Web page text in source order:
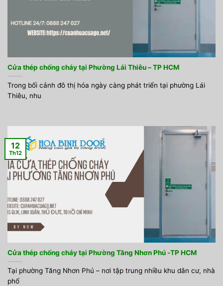
Cửa thép chống cháy tại Phường Lái Thiêu – TP HCM
Trong bối cảnh đô thị hóa ngày càng phát triển tại phường Lái
Thiêu, nhu
Cửa thép chống cháy tại Phường Tăng Nhơn Phú -TP HCM
Tại phường Tăng Nhơn Phú – nơi tập trung nhiều khu dân cư, nhà
phố
12
Th12